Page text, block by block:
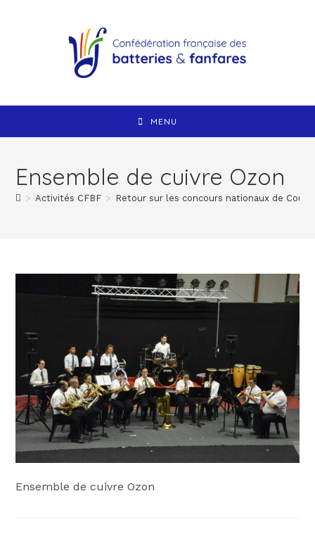
MENU
Ensemble de cuivre Ozon
> Activités CFBF > Retour sur les concours nationaux de
Ensemble de cuivre Ozon